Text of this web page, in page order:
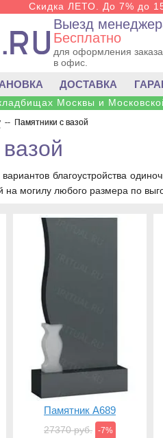
Скидка ЛЕТО. До 7% до 15
Выезд
Бесплатно
для оформления
в офис.
ДОСТАВКА
Москвы и
-- Памятники с вазой
благоустройства
на могилу любого размера по
Памятник A689
27370 руб. -7%